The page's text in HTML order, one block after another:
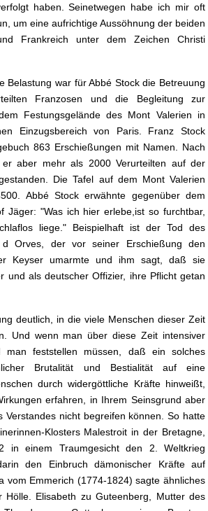
haben. Seinetwegen habe ich mir oft
um eine aufrichtige Aussöhnung der beiden
Frankreich unter dem Zeichen Christi
Belastung war für Abbé Stock die Betreuung
Franzosen und die Begleitung zur
Festungsgelände des Mont Valerien in
Einzugsbereich von Paris. Franz Stock
863 Erschießungen mit Namen. Nach
aber mehr als 2000 Verurteilten auf der
Die Tafel auf dem Mont Valerien
Abbé Stock erwähnte gegenüber dem
Jäger: "Was ich hier erlebe,ist so furchtbar,
liege." Beispielhaft ist der Tod des
Orves, der vor seiner Erschießung den
Keyser umarmte und ihm sagt, daß sie
und als deutscher Offizier, ihre Pflicht getan
deutlich, in die viele Menschen dieser Zeit
Und wenn man über diese Zeit intensiver
man feststellen müssen, daß ein solches
Brutalität und Bestialität auf eine
durch widergöttliche Kräfte hinweißt,
erfahren, in Ihrem Seinsgrund aber
Verstandes nicht begreifen können. So hatte
Klosters Malestroit in der Bretagne,
in einem Traumgesicht den 2. Weltkrieg
den Einbruch dämonischer Kräfte auf
vom Emmerich (1774-1824) sagte ähnliches
Elisabeth zu Guteenberg, Mutter des